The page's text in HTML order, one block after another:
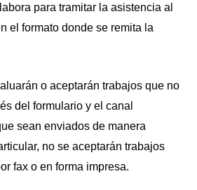
para tramitar la asistencia al
el formato donde se remita la
o aceptarán trabajos que no
del formulario y el canal
sean enviados de manera
no se aceptarán trabajos
fax o en forma impresa.